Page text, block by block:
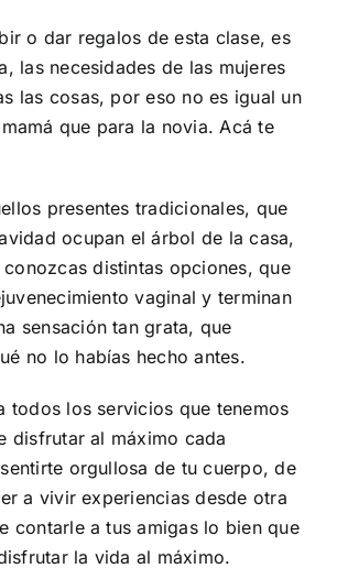
o dar regalos de esta clase, es
las necesidades de las mujeres
las cosas, por eso no es igual un
que para la novia. Acá te
presentes tradicionales, que
ocupan el árbol de la casa,
distintas opciones, que
vaginal y terminan
sensación tan grata, que
no lo habías hecho antes.
todos los servicios que tenemos
disfrutar al máximo cada
orgullosa de tu cuerpo, de
a vivir experiencias desde otra
contarle a tus amigas lo bien que
la vida al máximo.